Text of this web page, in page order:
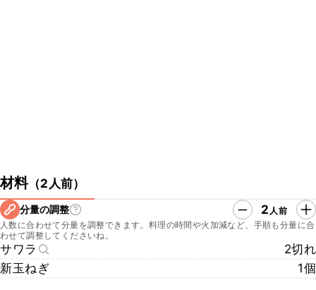
材料（2人前）
分量の調整 2 人前
人数に合わせて分量を調整できます。料理の時間や火加減など、手順も分量に合
わせて調整してくださいね。
サワラ
2切れ
新玉ねぎ
1個